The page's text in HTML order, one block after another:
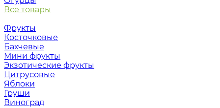
Все товары
Фрукты
Косточковые
Бахчевые
Мини фрукты
Экзотические фрукты
Цитрусовые
Яблоки
Груши
Виноград